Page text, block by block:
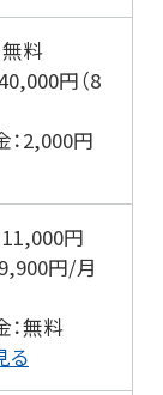
無料
円（8
：2,000円
11,000円
円/月
：無料
る